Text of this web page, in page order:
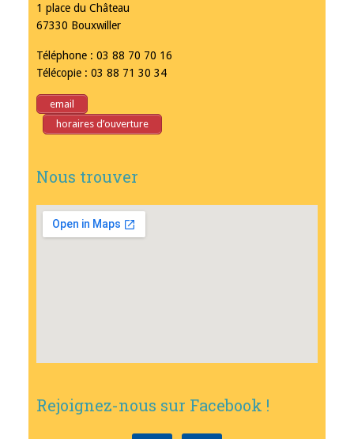
1 place du Château
67330 Bouxwiller
Téléphone : 03 88 70 70 16
Télécopie : 03 88 71 30 34
email
horaires d’ouverture
Nous trouver
Rejoignez-nous sur Facebook !